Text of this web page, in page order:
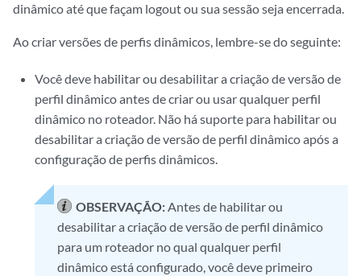
dinâmico até que façam logout ou sua sessão seja encerrada.
Ao criar versões de perfis dinâmicos, lembre-se do seguinte:
Você deve habilitar ou desabilitar a criação de versão de
perfil dinâmico antes de criar ou usar qualquer perfil
dinâmico no roteador. Não há suporte para habilitar ou
desabilitar a criação de versão de perfil dinâmico após a
configuração de perfis dinâmicos.
OBSERVAÇÃO:Antes de habilitar ou
desabilitar a criação de versão de perfil dinâmico
para um roteador no qual qualquer perfil
dinâmico está configurado, você deve primeiro